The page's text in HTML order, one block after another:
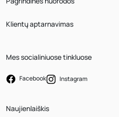
Klientų aptarnavimas
Mes socialiniuose tinkluose
Facebook Instagram
Naujienlaiškis